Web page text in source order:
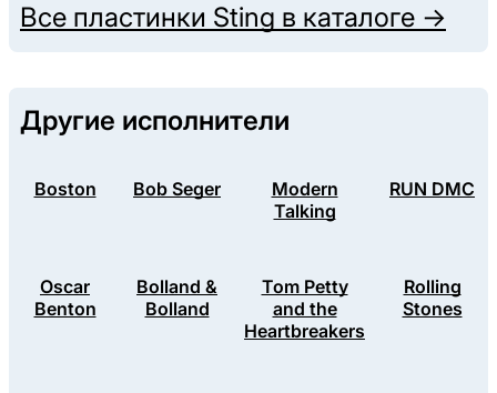
Все пластинки Sting в каталоге →
Другие исполнители
Boston Bob Seger
Modern
Talking
RUN DMC
Oscar
Benton
Bolland &
Bolland
Tom Petty
and the
Heartbreakers
Rolling
Stones